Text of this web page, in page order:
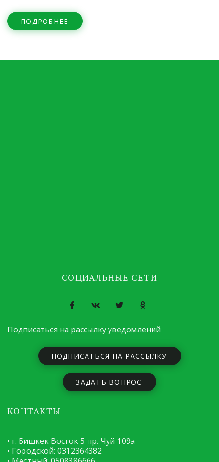
ПОДРОБНЕЕ
СОЦИАЛЬНЫЕ СЕТИ
Подписаться на рассылку уведомлений
ПОДПИСАТЬСЯ НА РАССЫЛКУ
ЗАДАТЬ ВОПРОС
КОНТАКТЫ
• г. Бишкек Восток 5 пр. Чуй 109а
• Городской: 0312364382